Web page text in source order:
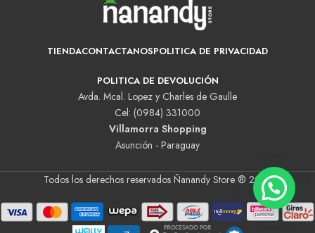
TIENDACONTACTANOSPOLITICA DE PRIVACIDAD
POLITICA DE DEVOLUCIÓN
Avda. Mcal. Lopez y Charles de Gaulle
Cel: (0984) 331000
Villamorra Shopping
Asunción - Paraguay
Todos los derechos reservados Ñanandy Store ® 2025